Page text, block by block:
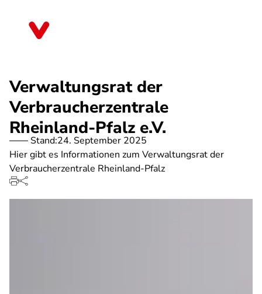
Verwaltungsrat der
Verbraucherzentrale
Rheinland-Pfalz e.V.
Stand:24. September 2025
Hier gibt es Informationen zum Verwaltungsrat der
Verbraucherzentrale Rheinland-Pfalz